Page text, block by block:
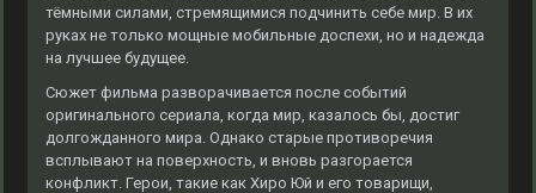
тёмными силами, стремящимися подчинить себе мир. В их
руках не только мощные мобильные доспехи, но и надежда
на лучшее будущее.
Сюжет фильма разворачивается после событий
оригинального сериала, когда мир, казалось бы, достиг
долгожданного мира. Однако старые противоречия
всплывают на поверхность, и вновь разгорается
конфликт. Герои, такие как Хиро Юй и его товарищи,